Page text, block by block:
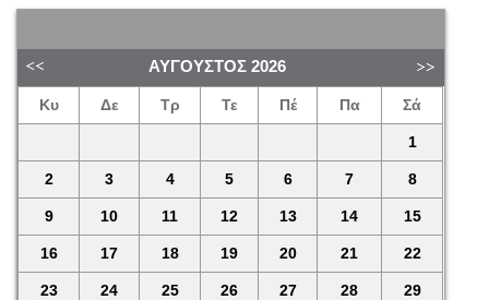
ΑΎΓΟΥΣΤΟΣ 2026
Κυ Δε Τρ Τε Πέ Πα Σά
1
2 3 4 5 6 7 8
9 10 11 12 13 14 15
16 17 18 19 20 21 22
23 24 25 26 27 28 29